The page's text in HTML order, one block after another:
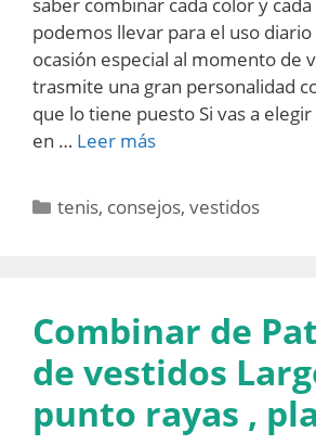
podemos llevar para el uso diario
ocasión especial al momento de
trasmite una gran personalidad
que lo tiene puesto Si vas a
en … Leer más
Categorías
tenis, consejos,vestidos
Combinar de
de vestidos
punto rayas ,